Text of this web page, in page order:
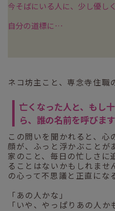
今そばにいる人に、少し優し
自分の道標に…
ネコ坊主こと、専念寺住職
亡くなった人と、もし
ら、誰の名前を呼びます
この問いを聞かれると、心
顔が、ふっと浮かぶことが
家のこと、毎日の忙しさに
ることはないかもしれませ
の心って不思議と正直にな
「あの人かな」
「いや、やっぱりあの人か